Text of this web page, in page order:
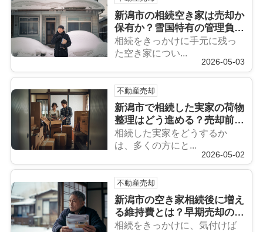
新潟市の相続空き家は売却か
保有か？雪国特有の管理負担
と判断軸を解説
相続をきっかけに手元に残っ
た空き家につい...
2026-05-03
不動産売却
新潟市で相続した実家の荷物
整理はどう進める？売却前に
必要な整理手順を不動産の専
門家が解説
相続した実家をどうするか
は、多くの方にと...
2026-05-02
不動産売却
新潟市の空き家相続後に増え
る維持費とは？早期売却の重
要性と具体的な検討ポイント
相続をきっかけに、気付けば